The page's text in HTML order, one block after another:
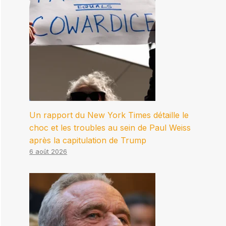
Un rapport du New York Times détaille le
choc et les troubles au sein de Paul Weiss
après la capitulation de Trump
6 août 2026